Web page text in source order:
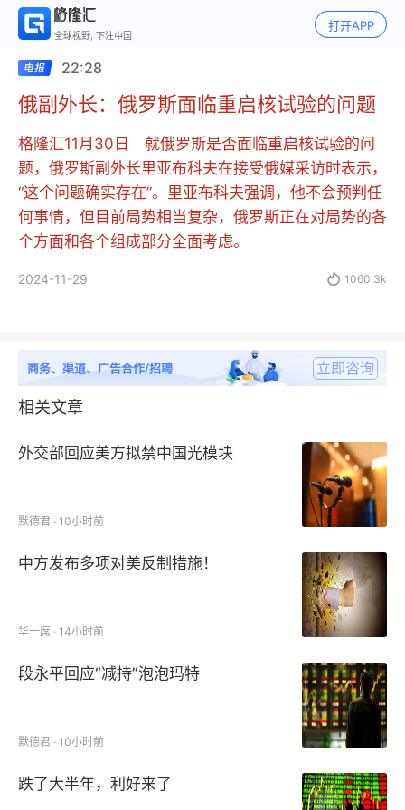
全球视野, 下注中国
打开APP
22:28
俄副外长：俄罗斯面临重启核试验的问题
格隆汇11月30日｜就俄罗斯是否面临重启核试验的问
题，俄罗斯副外长里亚布科夫在接受俄媒采访时表示，
“这个问题确实存在”。里亚布科夫强调，他不会预判任
何事情，但目前局势相当复杂，俄罗斯正在对局势的各
个方面和各个组成部分全面考虑。
2024-11-29  1060.3k
商务、渠道、广告合作/招聘 立即咨询
相关文章
外交部回应美方拟禁中国光模块
默德君 · 10小时前
中方发布多项对美反制措施！
华一席 · 14小时前
段永平回应“减持”泡泡玛特
默德君 · 10小时前
跌了大半年，利好来了